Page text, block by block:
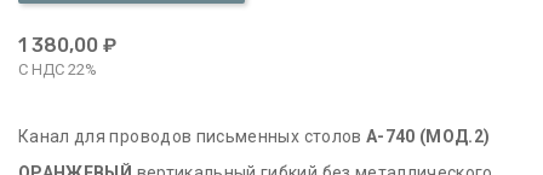
1 380,00 ₽
С НДС 22%
Канал для проводов письменных столов А-740 (МОД.2)